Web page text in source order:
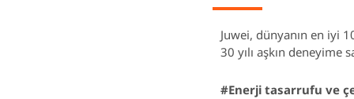
Juwei, dünyanın en iyi
30 yılı aşkın deneyime
#Enerji tasarrufu ve